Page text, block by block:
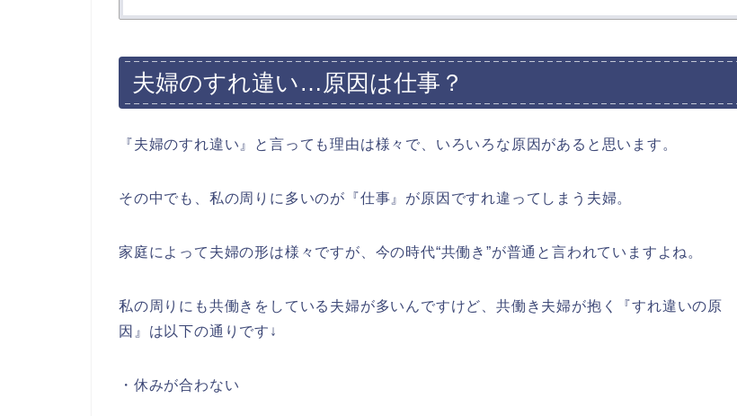
夫婦のすれ違い…原因は仕事？
『夫婦のすれ違い』と言っても理由は様々で、いろいろな原因があると思います。
その中でも、私の周りに多いのが『仕事』が原因ですれ違ってしまう夫婦。
家庭によって夫婦の形は様々ですが、今の時代“共働き”が普通と言われていますよね。
私の周りにも共働きをしている夫婦が多いんですけど、共働き夫婦が抱く『すれ違いの原
因』は以下の通りです↓
・休みが合わない